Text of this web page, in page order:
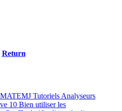
Return
MJ Tutoriels Analyseurs
10 Bien utiliser les